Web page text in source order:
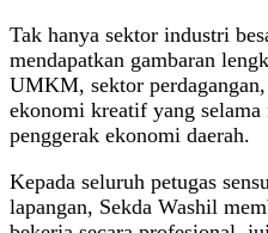
Tak hanya sektor industri
mendapatkan gambaran
UMKM, sektor
ekonomi kreatif yang
penggerak ekonomi daerah.
Kepada seluruh petugas
lapangan, Sekda Washil